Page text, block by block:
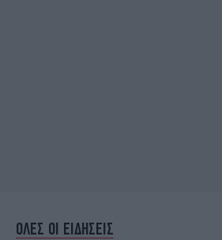
ΟΛΕΣ ΟΙ ΕΙΔΗΣΕΙΣ